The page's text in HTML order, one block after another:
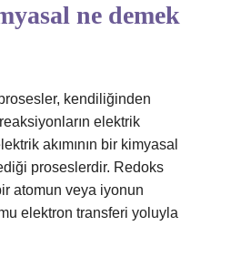
ne demek
kendiliğinden
elektrik
akımının bir kimyasal
proseslerdir. Redoks
atomun veya iyonun
elektron transferi yoluyla